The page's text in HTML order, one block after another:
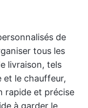
de
tous les
livraison, tels
et le chauffeur,
rapide et précise
à garder le